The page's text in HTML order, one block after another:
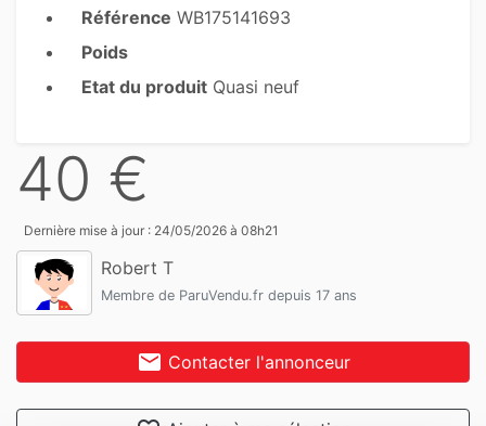
Référence WB175141693
Poids
Etat du produit Quasi neuf
40 €
Dernière mise à jour : 24/05/2026 à 08h21
Robert T
Membre de ParuVendu.fr depuis 17 ans
mail Contacter l'annonceur